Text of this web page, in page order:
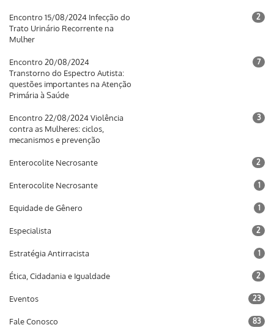
Encontro 15/08/2024 Infecção do
Trato Urinário Recorrente na
Mulher
2
Encontro 20/08/2024
Transtorno do Espectro Autista:
questões importantes na Atenção
Primária à Saúde
7
Encontro 22/08/2024 Violência
contra as Mulheres: ciclos,
mecanismos e prevenção
3
Enterocolite Necrosante 2
Enterocolite Necrosante 1
Equidade de Gênero 1
Especialista 2
Estratégia Antirracista 1
Ética, Cidadania e Igualdade 2
Eventos 23
Fale Conosco 83